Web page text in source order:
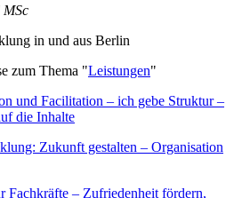
in und aus Berlin
zum Thema "Leistungen"
und Facilitation – ich gebe Struktur –
die Inhalte
Zukunft gestalten – Organisation
Fachkräfte – Zufriedenheit fördern,